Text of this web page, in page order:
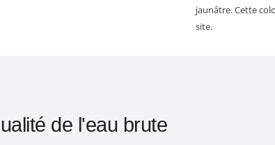
jaunâtre. Cette
site.
de l'eau brute